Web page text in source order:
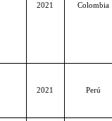
2021 Colombia
2021 Perú